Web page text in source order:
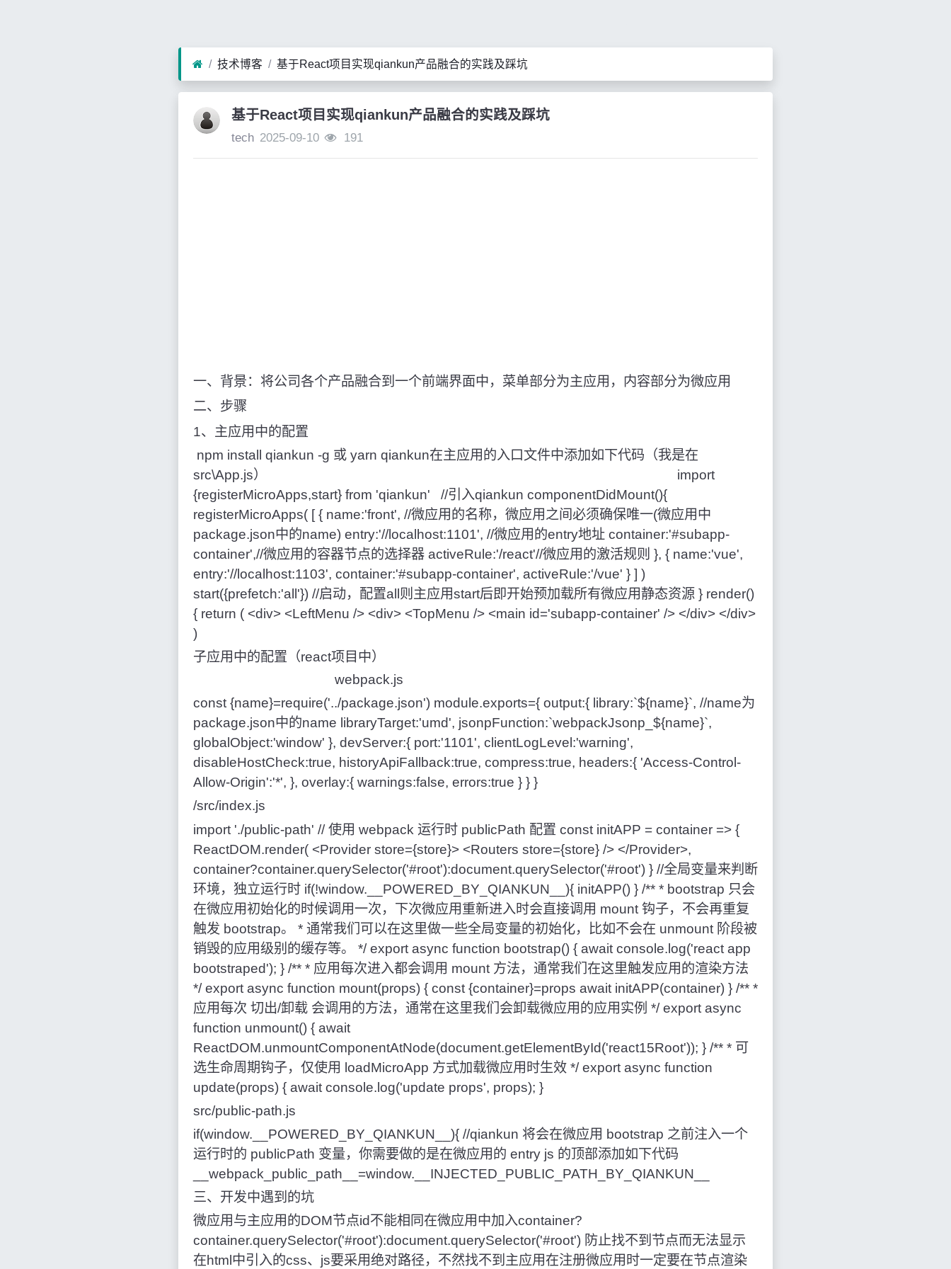
技术博客 基于React项目实现qiankun产品融合的实践及踩坑
基于React项目实现qiankun产品融合的实践及踩坑
tech 2025-09-10 191
一、背景：将公司各个产品融合到一个前端界面中，菜单部分为主应用，内容部分为微应用
二、步骤
1、主应用中的配置
npm install qiankun -g 或 yarn qiankun在主应用的入口文件中添加如下代码（我是在
src\App.js） import
{registerMicroApps,start} from 'qiankun' //引入qiankun componentDidMount(){
registerMicroApps( [ { name:'front', //微应用的名称，微应用之间必须确保唯一(微应用中
package.json中的name) entry:'//localhost:1101', //微应用的entry地址 container:'#subapp-
container',//微应用的容器节点的选择器 activeRule:'/react'//微应用的激活规则 }, { name:'vue',
entry:'//localhost:1103', container:'#subapp-container', activeRule:'/vue' } ] )
start({prefetch:'all'}) //启动，配置all则主应用start后即开始预加载所有微应用静态资源 } render()
{ return ( <div> <LeftMenu /> <div> <TopMenu /> <main id='subapp-container' /> </div> </div>
)
子应用中的配置（react项目中）
webpack.js
const {name}=require('../package.json') module.exports={ output:{ library:`${name}`, //name为
package.json中的name libraryTarget:'umd', jsonpFunction:`webpackJsonp_${name}`,
globalObject:'window' }, devServer:{ port:'1101', clientLogLevel:'warning',
disableHostCheck:true, historyApiFallback:true, compress:true, headers:{ 'Access-Control-
Allow-Origin':'*', }, overlay:{ warnings:false, errors:true } } }
/src/index.js
import './public-path' // 使用 webpack 运行时 publicPath 配置 const initAPP = container => {
ReactDOM.render( <Provider store={store}> <Routers store={store} /> </Provider>,
container?container.querySelector('#root'):document.querySelector('#root') } //全局变量来判断
环境，独立运行时 if(!window.__POWERED_BY_QIANKUN__){ initAPP() } /** * bootstrap 只会
在微应用初始化的时候调用一次，下次微应用重新进入时会直接调用 mount 钩子，不会再重复
触发 bootstrap。 * 通常我们可以在这里做一些全局变量的初始化，比如不会在 unmount 阶段被
销毁的应用级别的缓存等。 */ export async function bootstrap() { await console.log('react app
bootstraped'); } /** * 应用每次进入都会调用 mount 方法，通常我们在这里触发应用的渲染方法
*/ export async function mount(props) { const {container}=props await initAPP(container) } /** *
应用每次 切出/卸载 会调用的方法，通常在这里我们会卸载微应用的应用实例 */ export async
function unmount() { await
ReactDOM.unmountComponentAtNode(document.getElementById('react15Root')); } /** * 可
选生命周期钩子，仅使用 loadMicroApp 方式加载微应用时生效 */ export async function
update(props) { await console.log('update props', props); }
src/public-path.js
if(window.__POWERED_BY_QIANKUN__){ //qiankun 将会在微应用 bootstrap 之前注入一个
运行时的 publicPath 变量，你需要做的是在微应用的 entry js 的顶部添加如下代码
__webpack_public_path__=window.__INJECTED_PUBLIC_PATH_BY_QIANKUN__
三、开发中遇到的坑
微应用与主应用的DOM节点id不能相同在微应用中加入container?
container.querySelector('#root'):document.querySelector('#root') 防止找不到节点而无法显示
在html中引入的css、js要采用绝对路径，不然找不到主应用在注册微应用时一定要在节点渲染